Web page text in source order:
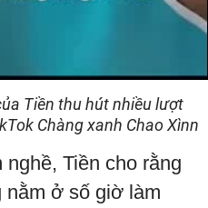
Tiền thu hút nhiều lượt
Chàng xanh Chao Xìnn
Tiền cho rằng
ở số giờ làm